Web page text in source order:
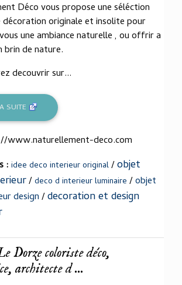
Déco vous propose une séléction
originale et insolite pour
une ambiance naturelle , ou offrir a
brin de nature.
decouvrir sur...
SUITE
www.naturellement-deco.com
: idee deco interieur original/objet
/deco d interieur luminaire /objet
design/decoration et design
Dorze coloriste déco,
architecte d ...